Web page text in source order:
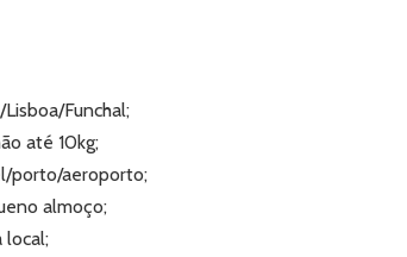
Funchal;
até 10kg;
porto/aeroporto;
almoço;
local;